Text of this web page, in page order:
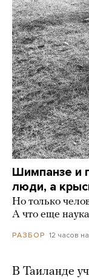
Шимпанзе и
люди, а
Но только
А что еще
РАЗБОР 12 часов
В Таиланде